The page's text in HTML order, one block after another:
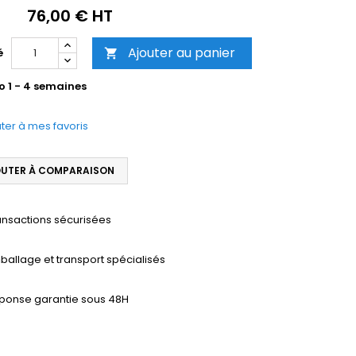
76,00 € HT
 Ajouter au panier
1 - 4 semaines
à mes favoris
À COMPARAISON
sécurisées
et transport spécialisés
garantie sous 48H